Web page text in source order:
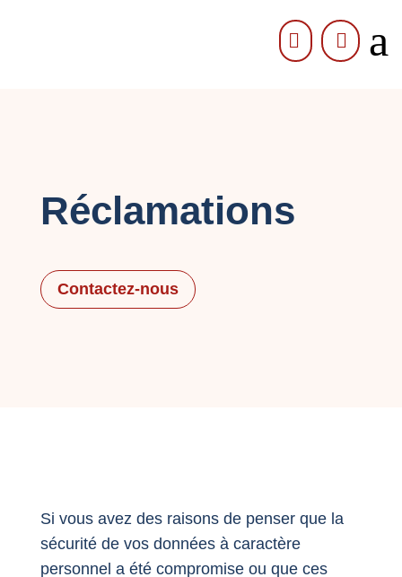
  a
Réclamations
Contactez-nous
Si vous avez des raisons de penser que la
sécurité de vos données à caractère
personnel a été compromise ou que ces